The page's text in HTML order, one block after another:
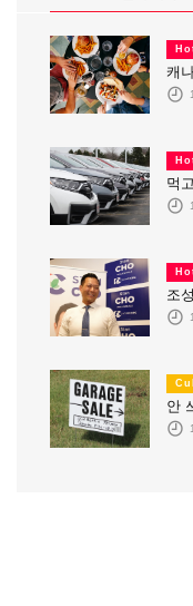
캐
먹
조
안